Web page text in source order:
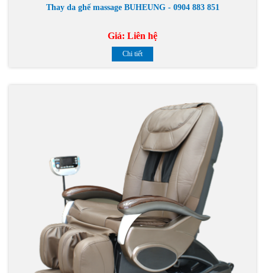
Thay da ghế massage BUHEUNG - 0904 883 851
Giá: Liên hệ
Chi tiết